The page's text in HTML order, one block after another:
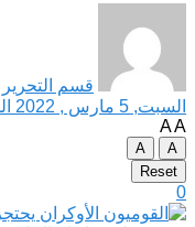
قسم التحرير
السبت, 5 مارس , 2022 الساعة 3:44 مساءً (مكة المكرمة)
AA
A
A
Reset
0